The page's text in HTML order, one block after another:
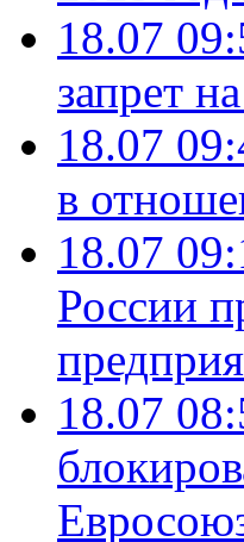
18.07
запрет
18.07
в
18.07
России
18.07